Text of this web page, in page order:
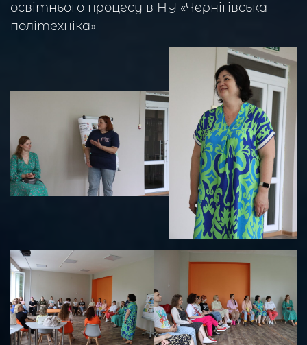
освітнього процесу в НУ «Чернігівська
політехніка»